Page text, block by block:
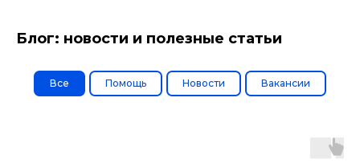
Блог: новости и полезные статьи
Все Помощь Новости Вакансии